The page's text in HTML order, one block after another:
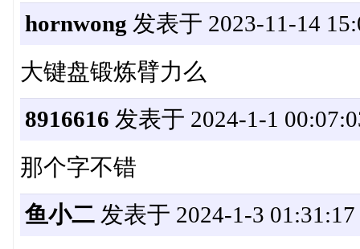
hornwong 发表于 2023-11-14
大键盘锻炼臂力么
8916616 发表于 2024-1-1
那个字不错
鱼小二发表于 2024-1-3 01:31:17